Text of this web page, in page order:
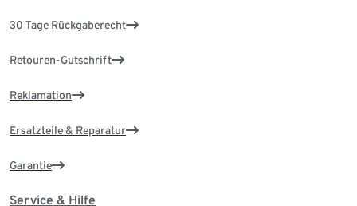
30 Tage Rückgaberecht
Retouren-Gutschrift
Reklamation
Ersatzteile & Reparatur
Garantie
Service & Hilfe